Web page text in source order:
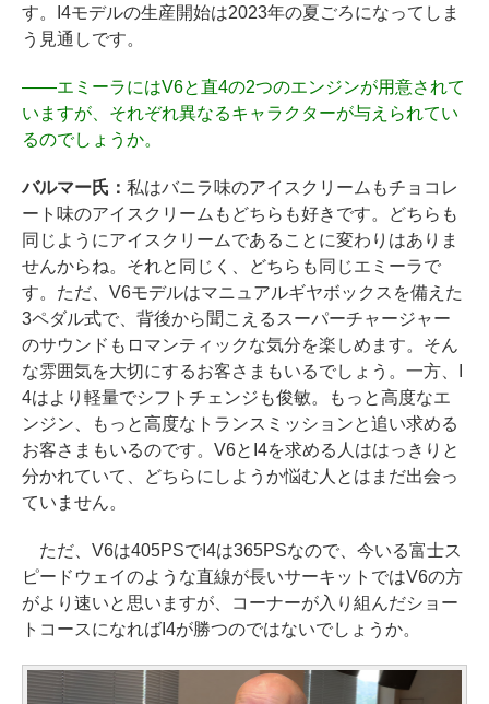
す。I4モデルの生産開始は2023年の夏ごろになってしま
う見通しです。
――エミーラにはV6と直4の2つのエンジンが用意されて
いますが、それぞれ異なるキャラクターが与えられてい
るのでしょうか。
バルマー氏： 私はバニラ味のアイスクリームもチョコレ
ート味のアイスクリームもどちらも好きです。どちらも
同じようにアイスクリームであることに変わりはありま
せんからね。それと同じく、どちらも同じエミーラで
す。ただ、V6モデルはマニュアルギヤボックスを備えた
3ペダル式で、背後から聞こえるスーパーチャージャー
のサウンドもロマンティックな気分を楽しめます。そん
な雰囲気を大切にするお客さまもいるでしょう。一方、I
4はより軽量でシフトチェンジも俊敏。もっと高度なエ
ンジン、もっと高度なトランスミッションと追い求める
お客さまもいるのです。V6とI4を求める人ははっきりと
分かれていて、どちらにしようか悩む人とはまだ出会っ
ていません。
ただ、V6は405PSでI4は365PSなので、今いる富士ス
ピードウェイのような直線が長いサーキットではV6の方
がより速いと思いますが、コーナーが入り組んだショー
トコースになればI4が勝つのではないでしょうか。